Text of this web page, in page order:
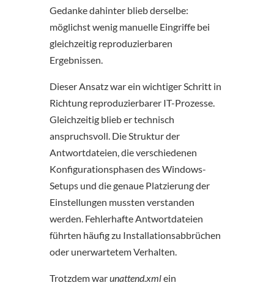
Gedanke dahinter blieb derselbe:
möglichst wenig manuelle Eingriffe bei
gleichzeitig reproduzierbaren
Ergebnissen.
Dieser Ansatz war ein wichtiger Schritt in
Richtung reproduzierbarer IT-Prozesse.
Gleichzeitig blieb er technisch
anspruchsvoll. Die Struktur der
Antwortdateien, die verschiedenen
Konfigurationsphasen des Windows-
Setups und die genaue Platzierung der
Einstellungen mussten verstanden
werden. Fehlerhafte Antwortdateien
führten häufig zu Installationsabbrüchen
oder unerwartetem Verhalten.
Trotzdem warunattend.xmlein